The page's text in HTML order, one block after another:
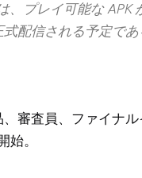
プレイ可能な APK
配信される予定であ
審査員、ファイナ
始。